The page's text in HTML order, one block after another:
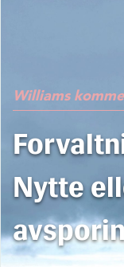
Williams
Nytte